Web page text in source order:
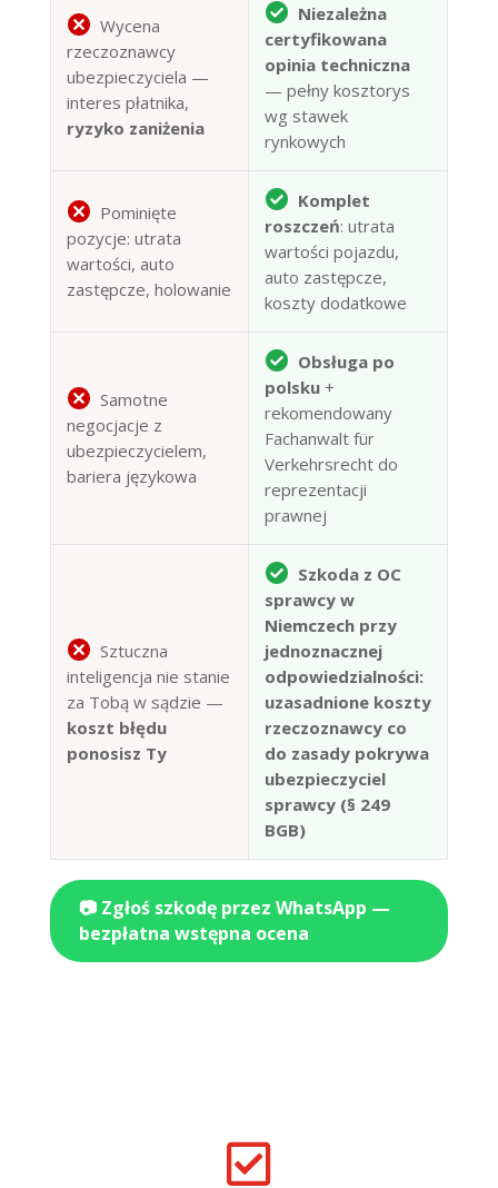
Wycena
rzeczoznawcy
ubezpieczyciela —
interes płatnika,
ryzyko zaniżenia
Niezależna
certyfikowana
opinia techniczna
— pełny kosztorys
wg stawek
rynkowych
Pominięte
pozycje: utrata
wartości, auto
zastępcze, holowanie
Komplet
roszczeń: utrata
wartości pojazdu,
auto zastępcze,
koszty dodatkowe
Samotne
negocjacje z
ubezpieczycielem,
bariera językowa
Obsługa po
polsku+
rekomendowany
Fachanwalt für
Verkehrsrecht do
reprezentacji
prawnej
Sztuczna
inteligencja nie stanie
za Tobą w sądzie —
koszt błędu
ponosisz Ty
Szkoda z OC
sprawcy w
Niemczech przy
jednoznacznej
odpowiedzialności:
uzasadnione koszty
rzeczoznawcy co
do zasady pokrywa
ubezpieczyciel
sprawcy (§ 249
BGB)
📷 Zgłoś szkodę przez WhatsApp —
bezpłatna wstępna ocena
